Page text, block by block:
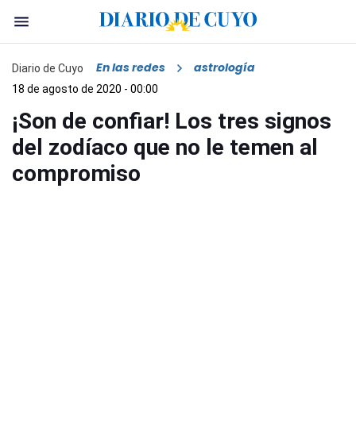
Diario de Cuyo En las redes astrología
18 de agosto de 2020 - 00:00
¡Son de confiar! Los tres signos
del zodíaco que no le temen al
compromiso